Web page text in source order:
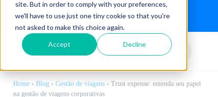
site. But in order to comply with your preferences,
we'll have to use just one tiny cookie so that you're
not asked to make this choice again.
Accept Decline
Home› Blog› Gestão de viagens› Trust expense: entenda seu papel
na gestão de viagens corporativas